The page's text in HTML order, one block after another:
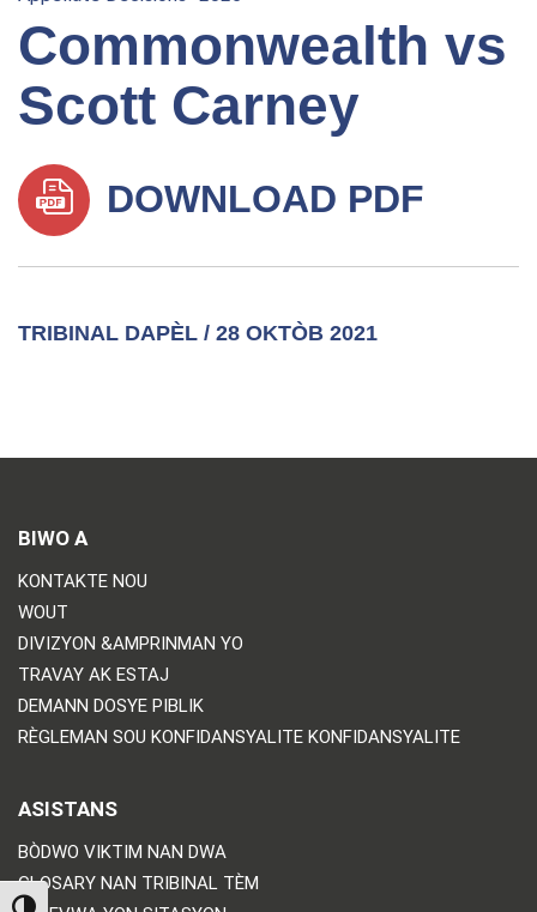
Commonwealth vs
Scott Carney
DOWNLOAD PDF
TRIBINAL DAPÈL / 28 OKTÒB 2021
BIWO A
KONTAKTE NOU
WOUT
DIVIZYON &AMPRINMAN YO
TRAVAY AK ESTAJ
DEMANN DOSYE PIBLIK
RÈGLEMAN SOU KONFIDANSYALITE KONFIDANSYALITE
ASISTANS
BÒDWO VIKTIM NAN DWA
GLOSARY NAN TRIBINAL TÈM